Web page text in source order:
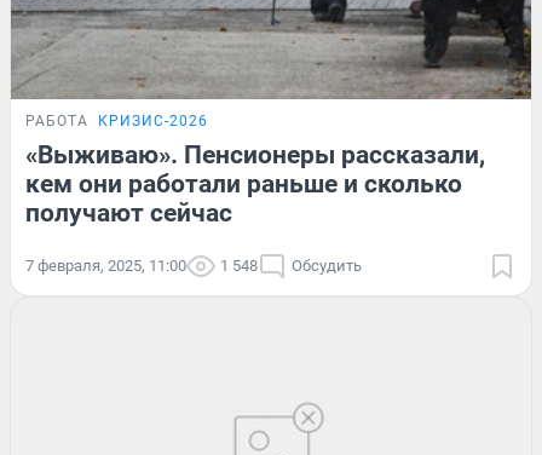
РАБОТА КРИЗИС-2026
«Выживаю». Пенсионеры рассказали,
кем они работали раньше и сколько
получают сейчас
7 февраля, 2025, 11:00 1 548 Обсудить